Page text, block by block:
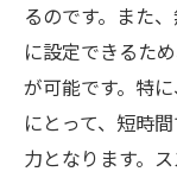
るのです。また
に設定できるた
が可能です。特
にとって、短時
力となります。